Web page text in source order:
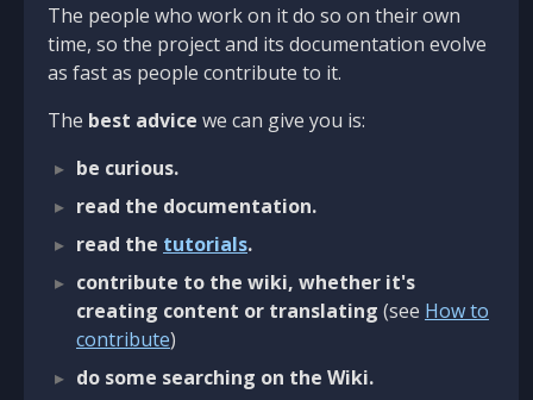
The people who work on it do so on their own
time, so the project and its documentation evolve
as fast as people contribute to it.
The best advice we can give you is:
be curious.
read the documentation.
read the tutorials.
contribute to the wiki, whether it's
creating content or translating (see How to
contribute)
do some searching on the Wiki.